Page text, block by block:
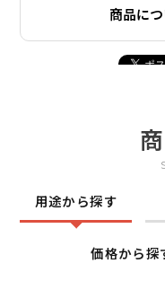
商品に
用途から探す
価格から探